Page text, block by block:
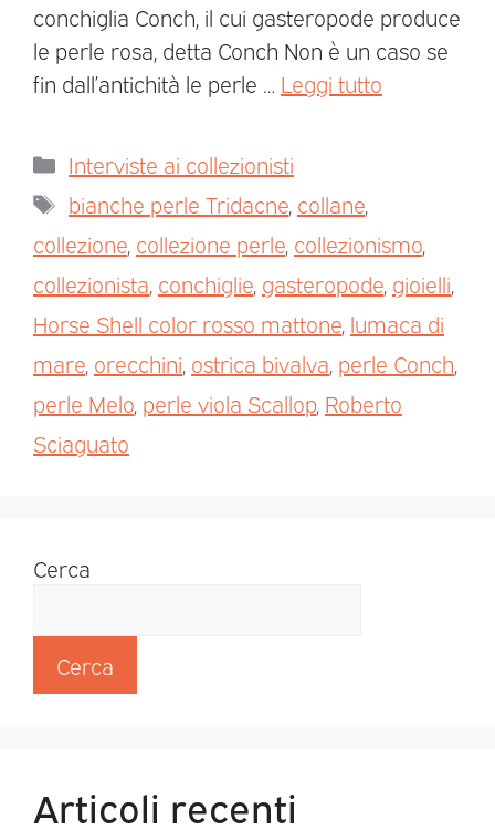
conchiglia Conch, il cui gasteropode produce
le perle rosa, detta Conch Non è un caso se
fin dall’antichità le perle … Leggi tutto
Interviste ai collezionisti
bianche perle Tridacne collane
collezione collezione perle collezionismo
collezionista conchiglie gasteropode gioielli
Horse Shell color rosso mattone lumaca di
mare orecchini ostrica bivalva perle Conch
perle Melo perle viola Scallop, Roberto
Sciaguato
Cerca
Cerca
Articoli recenti